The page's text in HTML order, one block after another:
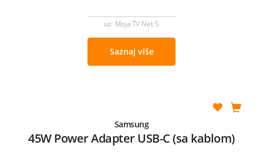
uz Moja TV Net S
Saznaj više
Samsung
45W Power Adapter USB-C (sa kablom)